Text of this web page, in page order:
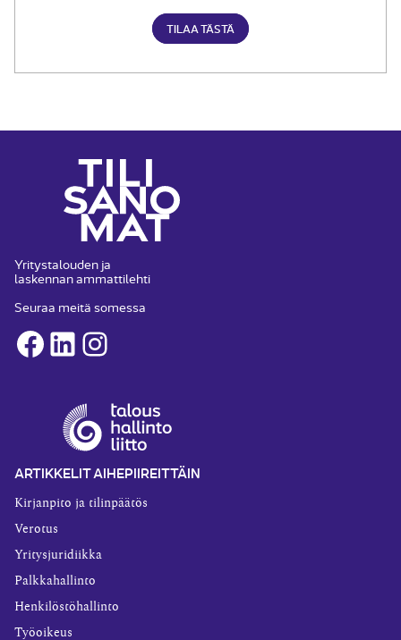
TILAA TÄSTÄ
Yritystalouden ja
laskennan ammattilehti
Seuraa meitä somessa
Facebook
LinkedInInstagram
ARTIKKELIT AIHEPIIREITTÄIN
Kirjanpito ja tilinpäätös
Verotus
Yritysjuridiikka
Palkkahallinto
Henkilöstöhallinto
Työoikeus